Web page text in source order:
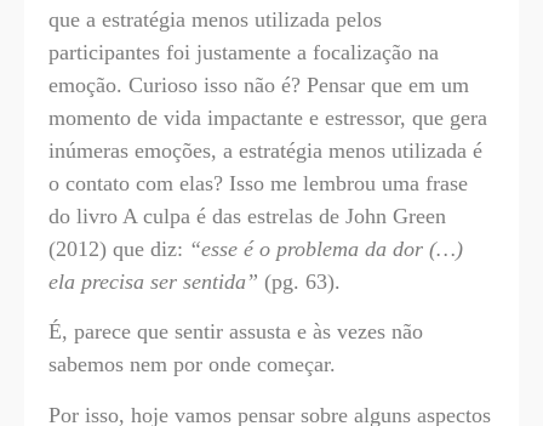
que a estratégia menos utilizada pelos
participantes foi justamente a focalização na
emoção. Curioso isso não é? Pensar que em um
momento de vida impactante e estressor, que gera
inúmeras emoções, a estratégia menos utilizada é
o contato com elas? Isso me lembrou uma frase
do livro A culpa é das estrelas de John Green
(2012) que diz: “esse é o problema da dor (…)
ela precisa ser sentida” (pg. 63).
É, parece que sentir assusta e às vezes não
sabemos nem por onde começar.
Por isso, hoje vamos pensar sobre alguns aspectos